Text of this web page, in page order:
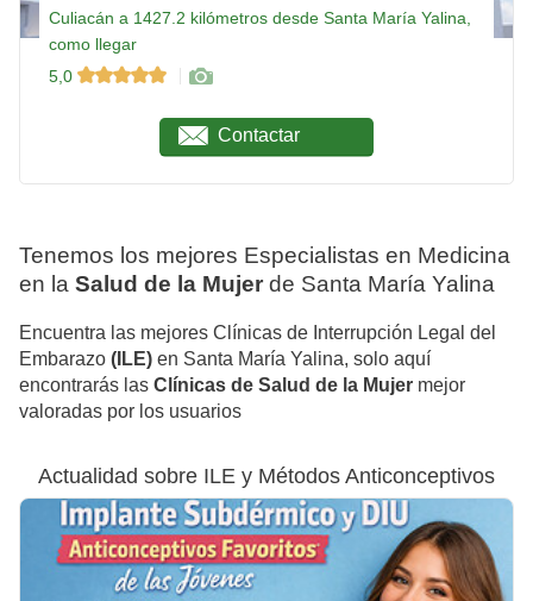
Culiacán a 1427.2 kilómetros desde Santa María Yalina,
como llegar
5,0
Contactar
Tenemos los mejores Especialistas en Medicina
en la Salud de la Mujer de Santa María Yalina
Encuentra las mejores Clínicas de Interrupción Legal del
Embarazo (ILE) en Santa María Yalina, solo aquí
encontrarás las Clínicas de Salud de la Mujer mejor
valoradas por los usuarios
Actualidad sobre ILE y Métodos Anticonceptivos